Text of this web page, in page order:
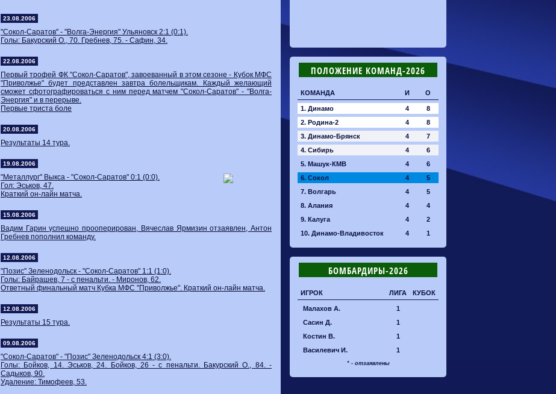
23.08.2006
"Сокол-Саратов" - "Волга-Энергия" Ульяновск 2:1 (0:1).
Голы: Бакурский О., 70. Гребнев, 75. - Сафин, 34.
22.08.2006
Первый трофей ФК "Сокол-Саратов", завоеванный в этом сезоне - Кубок МФС
"Приволжье" будет представлен завтра болельщикам. Каждый желающий
сможет сфотографироваться с ним перед матчем "Сокол-Саратов" - "Волга-
Энергия" и в перерыве.
Первые триста боле
20.08.2006
Результаты 14 тура.
19.08.2006
"Металлург" Выкса - "Сокол-Саратов" 0:1 (0:0).
Гол: Эськов, 47.
Краткий он-лайн матча.
15.08.2006
Вадим Гарин успешно прооперирован, Вячеслав Ярмизин отзаявлен, Антон
Гребнев пополнил команду.
12.08.2006
"Позис" Зеленодольск - "Сокол-Саратов" 1:1 (1:0).
Голы: Байрашев, 7 - с пенальти. - Миронов, 62.
Ответный финальный матч Кубка МФС "Приволжье". Краткий он-лайн матча.
12.08.2006
Результаты 15 тура.
09.08.2006
"Сокол-Саратов" - "Позис" Зеленодольск 4:1 (3:0).
Голы: Бойков, 14. Эськов, 24. Бойков, 26 - с пенальти. Бакурский О., 84. -
Садыков, 90.
Удаление: Тимофеев, 53.
ПОЛОЖЕНИЕ КОМАНД-2026
КОМАНДА И О
1. Динамо 4
8
2. Родина-2
4
8
3. Динамо-Брянск
4
7
4. Сибирь
4
6
5. Машук-КМВ
4
6
6. Сокол
4
5
7. Волгарь
4
5
8. Алания
4
4
9. Калуга
4
2
10. Динамо-Владивосток
4 1
БОМБАРДИРЫ-2026
ИГРОК ЛИГА КУБОК
Малахов А.
1
Сасин Д.
1
Костин В.
1
Василевич И.
1
* - отзаявлены